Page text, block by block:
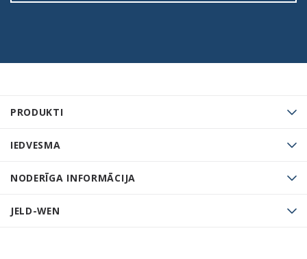
PRODUKTI
IEDVESMA
NODERĪGA INFORMĀCIJA
JELD-WEN